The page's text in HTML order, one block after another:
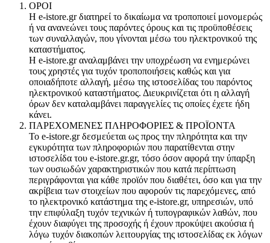
ΟΡΟΙ
Η e-istore.gr διατηρεί το δικαίωμα να τροποποιεί μονομερώς
ή να ανανεώνει τους παρόντες όρους και τις προϋποθέσεις
των συναλλαγών, που γίνονται μέσω του ηλεκτρονικού της
καταστήματος.
Η e-istore.gr αναλαμβάνει την υποχρέωση να ενημερώνει
τους χρηστές για τυχόν τροποποιήσεις καθώς και για
οποιαδήποτε αλλαγή, μέσω της ιστοσελίδας του παρόντος
ηλεκτρονικού καταστήματος. Διευκρινίζεται ότι η αλλαγή
όρων δεν καταλαμβάνει παραγγελίες τις οποίες έχετε ήδη
κάνει.
ΠΑΡΕΧΟΜΕΝΕΣ ΠΛΗΡΟΦΟΡΙΕΣ & ΠΡΟΪΟΝΤΑ
Το e-istore.gr δεσμεύεται ως προς την πληρότητα και την
εγκυρότητα των πληροφοριών που παρατίθενται στην
ιστοσελίδα του e-istore.gr.gr, τόσο όσον αφορά την ύπαρξη
των ουσιωδών χαρακτηριστικών που κατά περίπτωση
περιγράφονται για κάθε προϊόν που διαθέτει, όσο και για την
ακρίβεια των στοιχείων που αφορούν τις παρεχόμενες, από
το ηλεκτρονικό κατάστημα της e-istore.gr, υπηρεσιών, υπό
την επιφύλαξη τυχόν τεχνικών ή τυπογραφικών λαθών, που
έχουν διαφύγει της προσοχής ή έχουν προκύψει ακούσια ή
λόγω τυχόν διακοπών λειτουργίας της ιστοσελίδας εκ λόγων